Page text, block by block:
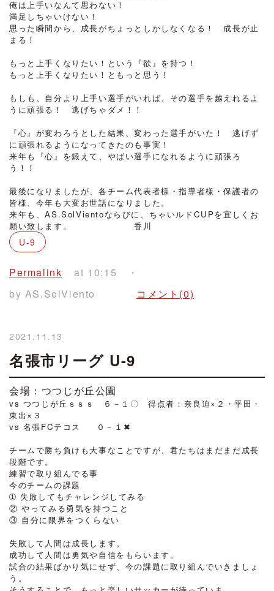
俺は上手いなんて思わない！
満足しちゃいけない！
思った瞬間から、成長がちょっとしかしなくなる！ 成長が止
まる！
もっと上手くなりたい！という『欲』を持つ！
もっと上手くなりたい！ともっと思う！
もしも、自分より上手い選手がいれば、その選手を越えれるよ
うに頑張る！ 逃げちゃダメ！！
『心』が変わろうとした結果、変わった選手がいた！ 逃げず
に頑張れるようになってきたのも事実！
来年も『心』を鍛えて、やばい選手になれるように頑張ろ
う！！
最後になりましたが、各チーム代表者様・指導者様・保護者の
皆様、今年も大変お世話になりました。
来年も、AS.SolVientoならびに、ちゃいルドCUPを宜しくお
願い致します。 香川
U-9
Permalink
by AS.SolViento
at 10:15
コメント(0)
2021.11.13
名張市リーグ U-9
会場：つつじが丘公園
vs つつじが丘ｓｓｓ ６－１〇 得点者：奈良迫×２・平田・
東出×３
vs 名張FCテコス ０－１✖
チームで勝ち負けも大事なことですが、君たちはまだまだ成長
段階です。
練習で取り組んでる事
今のチームの課題
➀ 失敗してもチャレンジしてみる
② やってみる勇気を持つこと
③ 自分に限界をつくらない
失敗して人間は成長します。
成功して人間は勇気や自信をもらいます。
試合の結果ばかり気にせず、今の課題に取り組んでいきましょ
う。